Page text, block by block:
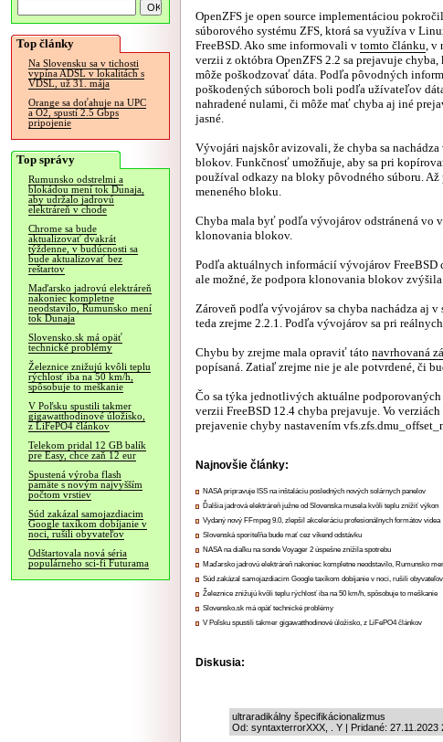
Top články
Na Slovensku sa v tichosti
vypína ADSL v lokalitách s
VDSL, už 31. mája
Orange sa doťahuje na UPC
a O2, spustí 2.5 Gbps
pripojenie
Top správy
Rumunsko odstrelmi a
blokádou mení tok Dunaja,
aby udržalo jadrovú
elektráreň v chode
Chrome sa bude
aktualizovať dvakrát
týždenne, v budúcnosti sa
bude aktualizovať bez
reštartov
Maďarsko jadrovú elektráreň
nakoniec kompletne
neodstavilo, Rumunsko mení
tok Dunaja
Slovensko.sk má opäť
technické problémy
Železnice znižujú kvôli teplu
rýchlosť iba na 50 km/h,
spôsobuje to meškanie
V Poľsku spustili takmer
gigawatthodinové úložisko,
z LiFePO4 článkov
Telekom pridal 12 GB balík
pre Easy, chce zaň 12 eur
Spustená výroba flash
pamäte s novým najvyšším
počtom vrstiev
Súd zakázal samojazdiacim
Google taxíkom dobíjanie v
noci, rušili obyvateľov
Odštartovala nová séria
populárneho sci-fi Futurama
OpenZFS je open source implementáciou
súborového systému ZFS, ktorá sa využíva v
FreeBSD. Ako sme informovali v tomto článku, v
verzii z októbra OpenZFS 2.2 sa prejavuje chyba,
môže poškodzovať dáta. Podľa pôvodných
poškodených súboroch boli podľa užívateľov
nahradené nulami, či môže mať chyba aj iné
jasné.
Vývojári najskôr avizovali, že chyba sa
blokov. Funkčnosť umožňuje, aby sa pri
používal odkazy na bloky pôvodného súboru.
meneného bloku.
Chyba mala byť podľa vývojárov odstránená
klonovania blokov.
Podľa aktuálnych informácií vývojárov
ale možné, že podpora klonovania blokov
Zároveň podľa vývojárov sa chyba nachádza aj
teda zrejme 2.2.1. Podľa vývojárov sa pri
Chybu by zrejme mala opraviť táto navrhovaná
popísaná. Zatiaľ zrejme nie je ale potvrdené, či
Čo sa týka jednotlivých aktuálne
verzii FreeBSD 12.4 chyba prejavuje. Vo
prejavenie chyby nastavením
Najnovšie články:
NASA pripravuje ISS na inštaláciu posledných nových solárnych panelov
Ďalšia jadrová elektráreň južne od Slovenska musela kvôli teplu znížiť výkon
Vydaný nový FFmpeg 9.0, zlepšil akceleráciu profesionálnych formátov videa
Slovenská sporiteľňa bude mať cez víkend odstávku
NASA na diaľku na sonde Voyager 2 úspešne znížila spotrebu
Maďarsko jadrovú elektráreň nakoniec kompletne neodstavilo, Rumunsko
Súd zakázal samojazdiacim Google taxíkom dobíjanie v noci, rušili obyvateľov
Železnice znižujú kvôli teplu rýchlosť iba na 50 km/h, spôsobuje to meškanie
Slovensko.sk má opäť technické problémy
V Poľsku spustili takmer gigawatthodinové úložisko, z LiFePO4 článkov
Diskusia:
ultraradikálny špecifikácionalizmus
Od: syntaxterrorXXX, . Y | Pridané: 27.11.2023